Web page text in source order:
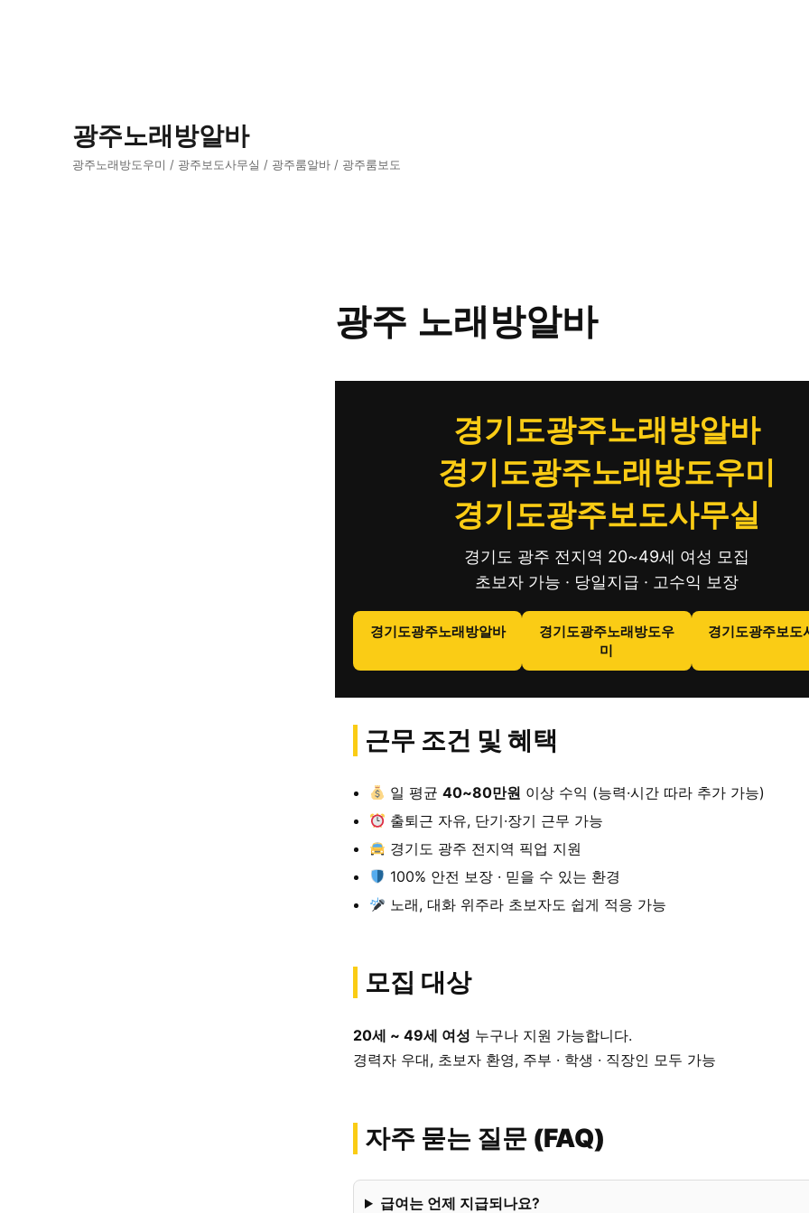
광주노래방알바
광주노래방도우미 / 광주보도사무실 / 광주룸알바 / 광주룸보도
광주 노래방알바
경기도광주노래방알바
경기도광주노래방도우미
경기도광주보도사무실
경기도 광주 전지역 20~49세 여성 모집
초보자 가능 · 당일지급 · 고수익 보장
경기도광주노래방알바
경기도광주노래방도우
미
경기도광주보도
근무 조건 및 혜택
일 평균40~80만원 이상 수익 (능력·시간 따라 추가 가능)
출퇴근 자유, 단기·장기 근무 가능
경기도 광주 전지역 픽업 지원
100% 안전 보장 · 믿을 수 있는 환경
노래, 대화 위주라 초보자도 쉽게 적응 가능
모집 대상
20세 ~ 49세 여성 누구나 지원 가능합니다.
경력자 우대, 초보자 환영, 주부 · 학생 · 직장인 모두 가능
자주 묻는 질문 (FAQ)
급여는 언제 지급되나요?